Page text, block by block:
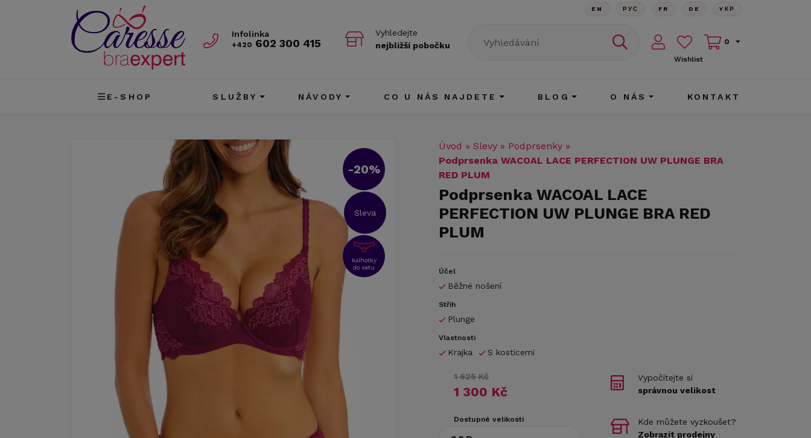
Infolinka
+420 602 300 415
Vyhledejte
nejbližší pobočku
EN РУС FR DE YКР
Wishlist
0
E-SHOP SLUŽBY NÁVODY CO U NÁS NAJDETE BLOG O NÁS KONTAKT
-20%
Sleva
kalhotky
do setu
Úvod » Slevy » Podprsenky »
Podprsenka WACOAL LACE PERFECTION UW PLUNGE BRA
RED PLUM
Podprsenka WACOAL LACE
PERFECTION UW PLUNGE BRA RED
PLUM
Účel
Běžné nošení
Střih
Plunge
Vlastnosti
Krajka S kosticemi
1 625 Kč
1 300 Kč
Dostupné velikosti
Vypočítejte si
správnou velikost
Kde můžete vyzkoušet?
Zobrazit prodejny